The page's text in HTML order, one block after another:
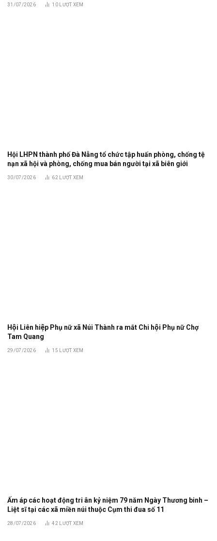
31/07/2026 10 LƯỢT XEM
Hội LHPN thành phố Đà Nẵng tổ chức tập huấn phòng, chống tệ
nạn xã hội và phòng, chống mua bán người tại xã biên giới
30/07/2026 62 LƯỢT XEM
Hội Liên hiệp Phụ nữ xã Núi Thành ra mắt Chi hội Phụ nữ Chợ
Tam Quang
29/07/2026 15 LƯỢT XEM
Ấm áp các hoạt động tri ân kỷ niệm 79 năm Ngày Thương binh –
Liệt sĩ tại các xã miền núi thuộc Cụm thi đua số 11
28/07/2026 42 LƯỢT XEM